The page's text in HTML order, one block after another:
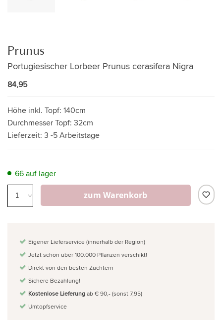
Prunus
Portugiesischer Lorbeer Prunus cerasifera Nigra
84,95
Höhe inkl. Topf: 140cm
Durchmesser Topf: 32cm
Lieferzeit: 3 -5 Arbeitstage
66 auf lager
zum Warenkorb
Eigener Lieferservice (innerhalb der Region)
Jetzt schon uber 100.000 Pflanzen verschikt!
Direkt von den besten Züchtern
Sichere Bezahlung!
Kostenlose Lieferungab € 90,- (sonst 7,95)
Umtopfservice